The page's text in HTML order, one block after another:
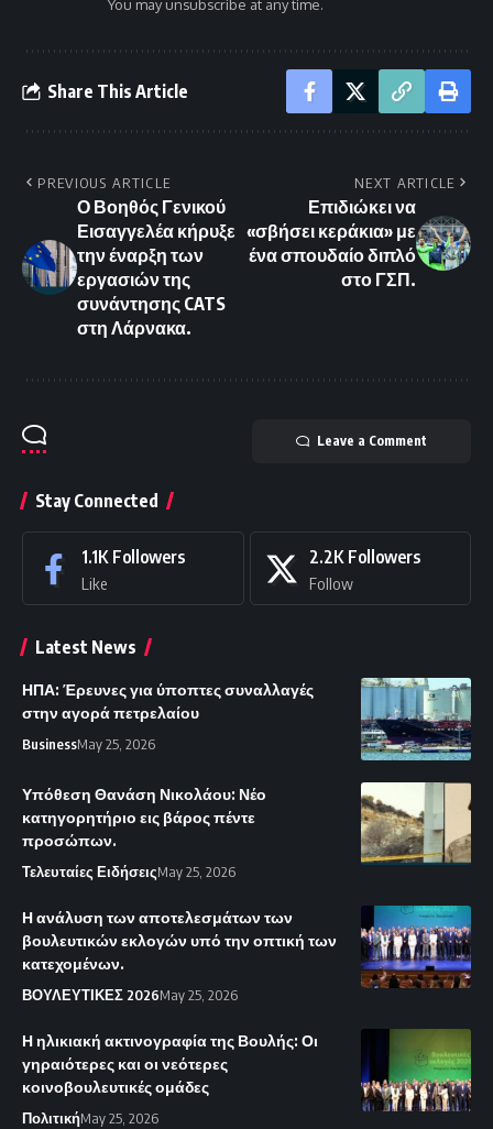
You may unsubscribe at any time.
Share This Article
PREVIOUS ARTICLE
Ο Βοηθός Γενικού
Εισαγγελέα κήρυξε
την έναρξη των
εργασιών της
συνάντησης CATS
στη Λάρνακα.
NEXT ARTICLE
Επιδιώκει να
«σβήσει κεράκια» με
ένα σπουδαίο διπλό
στο ΓΣΠ.
Leave a Comment
Stay Connected
1.1K Followers
Like
2.2K Followers
Follow
Latest News
ΗΠΑ: Έρευνες για ύποπτες συναλλαγές
στην αγορά πετρελαίου
BusinessMay 25, 2026
Υπόθεση Θανάση Νικολάου: Νέο
κατηγορητήριο εις βάρος πέντε
προσώπων.
Τελευταίες ΕιδήσειςMay 25, 2026
Η ανάλυση των αποτελεσμάτων των
βουλευτικών εκλογών υπό την οπτική των
κατεχομένων.
ΒΟΥΛΕΥΤΙΚΕΣ 2026May 25, 2026
Η ηλικιακή ακτινογραφία της Βουλής: Οι
γηραιότερες και οι νεότερες
κοινοβουλευτικές ομάδες
ΠολιτικήMay 25, 2026